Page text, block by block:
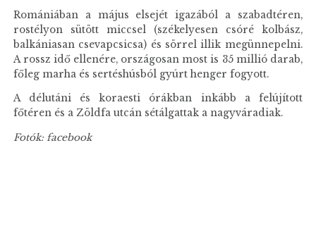
Romániában a május elsejét igazából a szabadtéren,
rostélyon sütött miccsel (székelyesen csóré kolbász,
balkániasan csevapcsicsa) és sörrel illik megünnepelni.
A rossz idő ellenére, országosan most is 35 millió darab,
főleg marha és sertéshúsból gyúrt henger fogyott.
A délutáni és koraesti órákban inkább a felújított
főtéren és a Zöldfa utcán sétálgattak a nagyváradiak.
Fotók: facebook